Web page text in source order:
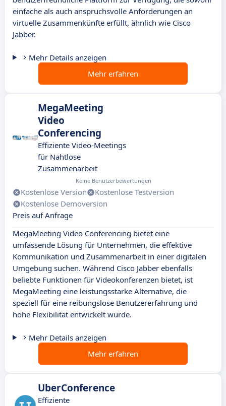
einfache als auch anspruchsvolle Anforderungen an
virtuelle Zusammenkünfte erfüllt, ähnlich wie Cisco
Jabber.
Mehr Details anzeigen
Mehr erfahren
MegaMeeting
Video
Conferencing
Effiziente Video-Meetings
für Nahtlose
Zusammenarbeit
Keine Benutzerbewertungen
Kostenlose Version
Kostenlose Testversion
Kostenlose Demoversion
Preis auf Anfrage
MegaMeeting Video Conferencing bietet eine
umfassende Lösung für Unternehmen, die effektive
Kommunikation und Zusammenarbeit in einer digitalen
Umgebung suchen. Während Cisco Jabber ebenfalls
beliebte Funktionen für Videokonferenzen bietet, ist
MegaMeeting eine leistungsstarke Alternative, die
speziell für eine reibungslose Benutzererfahrung und
hohe Flexibilität entwickelt wurde.
Mehr Details anzeigen
Mehr erfahren
UberConference
Effiziente